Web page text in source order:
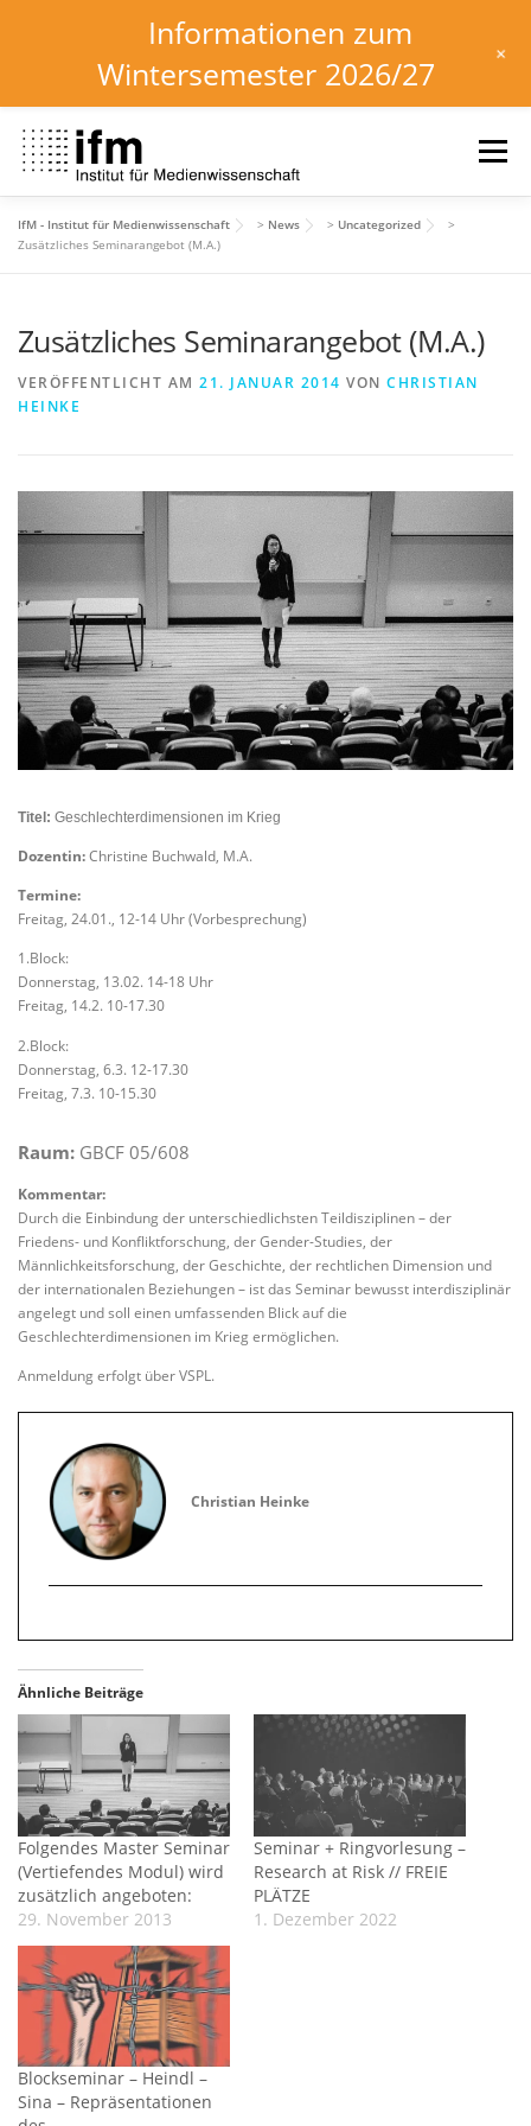
Inhalt
springen
Menü
HOME NEWS
INSTITUT FORSCHUNG DOWNLOADS
IfM - Institut für Medienwissenschaft > News > Uncategorized
>
Zusätzliches Seminarangebot (M.A.)
Zusätzliches Seminarangebot (M.A.)
VERÖFFENTLICHT AM 21. JANUAR 2014 VON CHRISTIAN
HEINKE
Titel: Geschlechterdimensionen im Krieg
Dozentin:Christine Buchwald, M.A.
Termine:
Freitag, 24.01., 12-14 Uhr (Vorbesprechung)
1.Block:
Donnerstag, 13.02. 14-18 Uhr
Freitag, 14.2. 10-17.30
2.Block:
Donnerstag, 6.3. 12-17.30
Freitag, 7.3. 10-15.30
Raum: GBCF 05/608
Kommentar:
Durch die Einbindung der unterschiedlichsten Teildisziplinen – der
Friedens- und Konfliktforschung, der Gender-Studies, der
Männlichkeitsforschung, der Geschichte, der rechtlichen Dimension und
der internationalen Beziehungen – ist das Seminar bewusst interdisziplinär
angelegt und soll einen umfassenden Blick auf die
Geschlechterdimensionen im Krieg ermöglichen.
Anmeldung erfolgt über VSPL.
Christian Heinke
Ähnliche Beiträge
Folgendes Master Seminar
(Vertiefendes Modul) wird
zusätzlich angeboten:
29. November 2013
Seminar + Ringvorlesung –
Research at Risk // FREIE
PLÄTZE
1. Dezember 2022
Blockseminar – Heindl –
Sina – Repräsentationen
Informationen zum
Wintersemester 2026/27
+